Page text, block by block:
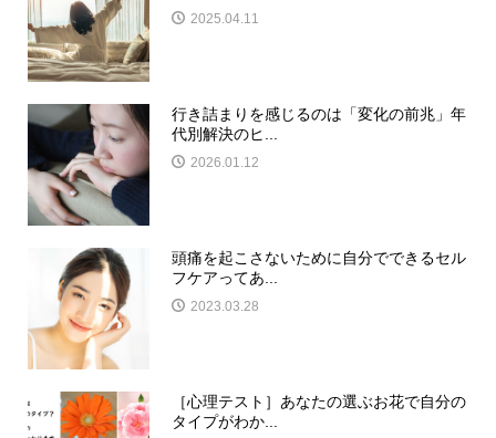
2025.04.11
行き詰まりを感じるのは「変化の前兆」年
代別解決のヒ...
2026.01.12
頭痛を起こさないために自分でできるセル
フケアってあ...
2023.03.28
［心理テスト］あなたの選ぶお花で自分の
タイプがわか...